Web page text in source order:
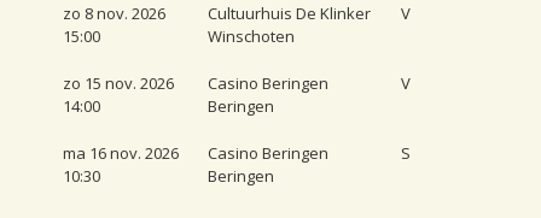
zo 8 nov. 2026
15:00
Cultuurhuis De Klinker
Winschoten
V
zo 15 nov. 2026
14:00
Casino Beringen
Beringen
V
ma 16 nov. 2026
10:30
Casino Beringen
Beringen
S